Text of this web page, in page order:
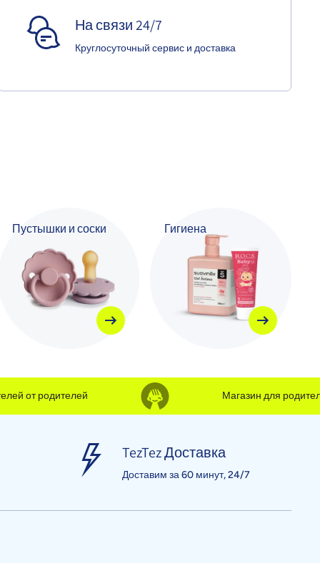
На связи 24/7
Круглосуточный сервис и доставка
Пустышки и соски Гигиена
от родителей Магазин для родителей
TezTez Доставка
Доставим за 60 минут, 24/7